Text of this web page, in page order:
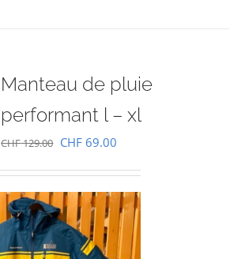
Manteau de pluie
performant l – xl
CHF129.00 Le
initial
était :
CHF 129.00.
CHF 69.00
actuel
est :
CHF 69.00.